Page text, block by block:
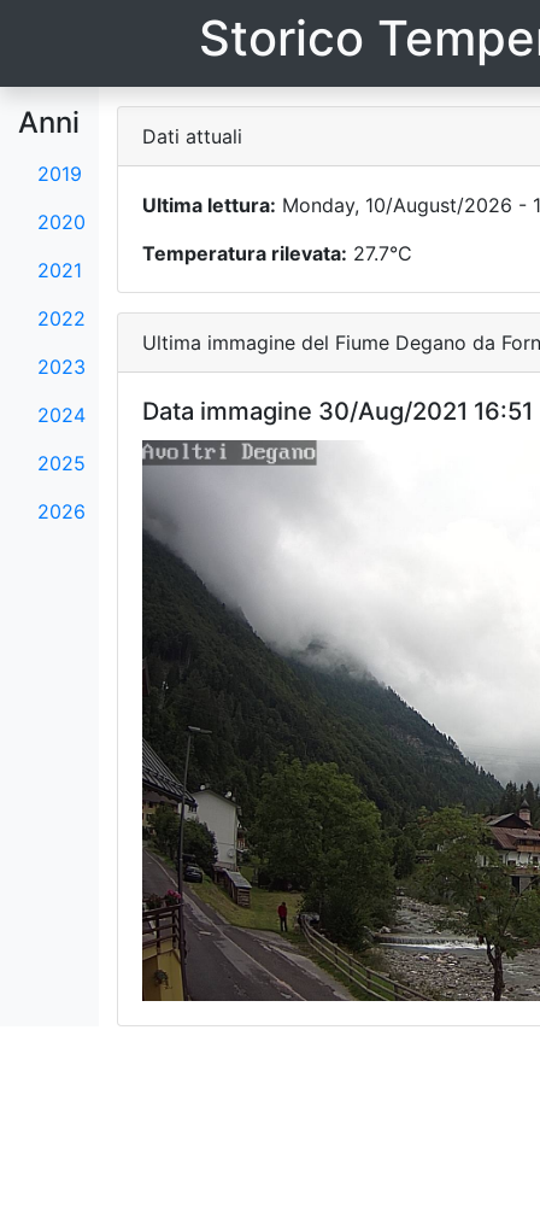
Storico
Anni
2019
2020
2021
2022
2023
2024
2025
2026
Dati attuali
Ultima lettura: Monday, 10/August/2026 -
Temperatura rilevata: 27.7°C
Ultima immagine del Fiume Degano da
Data immagine 30/Aug/2021 16:51